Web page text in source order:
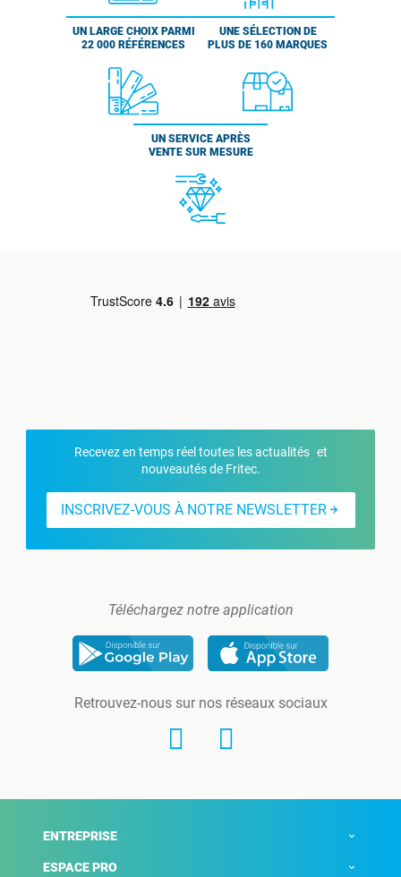
UN LARGE CHOIX PARMI
22 000 RÉFÉRENCES
UNE SÉLECTION DE
PLUS DE 160 MARQUES
UN SERVICE APRÈS
VENTE SUR MESURE
Recevez en temps réel toutes les actualités et
nouveautés de Fritec.
INSCRIVEZ-VOUS À NOTRE NEWSLETTER
Téléchargez notre application
Retrouvez-nous sur nos réseaux sociaux
ENTREPRISE
ESPACE PRO